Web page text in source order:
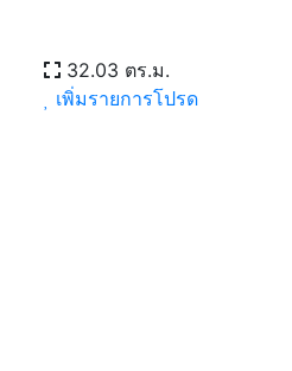
32.03 ตร.ม.
เพิ่มรายการโปรด